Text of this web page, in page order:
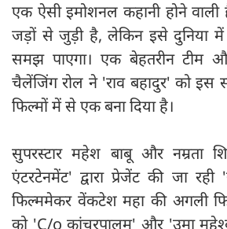
एक ऐसी इमोशनल कहानी होने वाली
जड़ों से जुड़ी है, लेकिन इसे दुनिया में
समझ पाएगा। एक बेहतरीन
चैलेंजिंग रोल ने 'राव बहादुर' को इस
फिल्मों में से एक बना दिया है।
सुपरस्टार महेश बाबू और नम्रता
एंटरटेनमेंट' द्वारा प्रेजेंट की जा
फिल्ममेकर वेंकटेश महा की अगली
को 'C/o कांचरपालम' और 'उमा